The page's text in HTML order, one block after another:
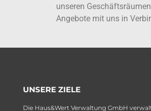
unseren
Angebote mit uns in
UNSERE ZIELE
Die Haus&Wert Verwaltung GmbH